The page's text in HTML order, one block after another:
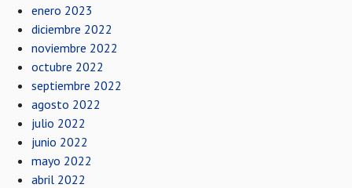
enero 2023
diciembre 2022
noviembre 2022
octubre 2022
septiembre 2022
agosto 2022
julio 2022
junio 2022
mayo 2022
abril 2022